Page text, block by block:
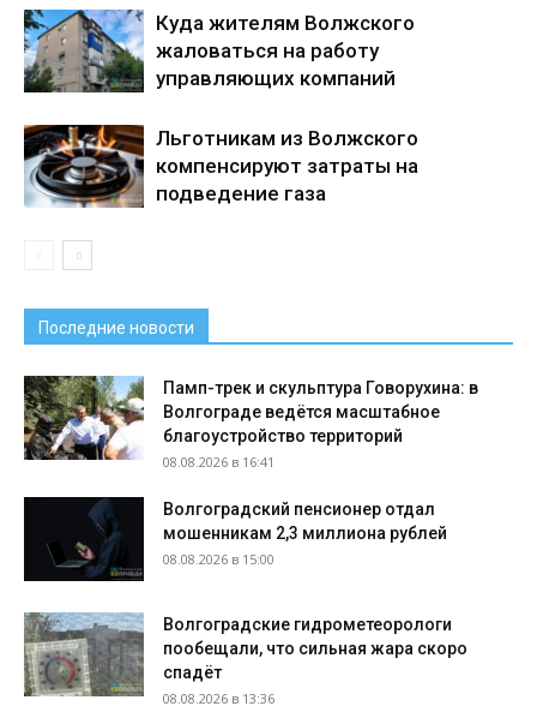
Куда жителям Волжского
жаловаться на работу
управляющих компаний
Льготникам из Волжского
компенсируют затраты на
подведение газа
Последние новости
Памп-трек и скульптура Говорухина: в
Волгограде ведётся масштабное
благоустройство территорий
08.08.2026 в 16:41
Волгоградский пенсионер отдал
мошенникам 2,3 миллиона рублей
08.08.2026 в 15:00
Волгоградские гидрометеорологи
пообещали, что сильная жара скоро
спадёт
08.08.2026 в 13:36